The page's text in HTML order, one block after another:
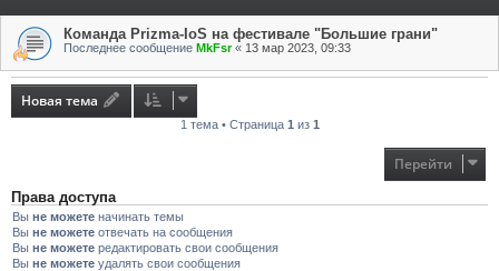
Команда Prizma-IoS на фестивале "Большие грани"
Последнее сообщение MkFsr« 13 мар 2023, 09:33
Новая тема
1 тема • Страница 1 из 1
Перейти
Права доступа
Вы не можете начинать темы
Вы не можете отвечать на сообщения
Вы не можете редактировать свои сообщения
Вы не можете удалять свои сообщения